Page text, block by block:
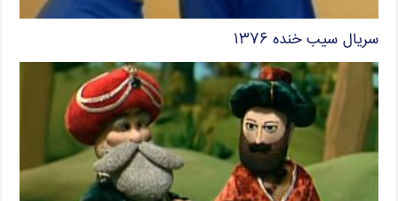
سریال سیب خنده ۱۳۷۶